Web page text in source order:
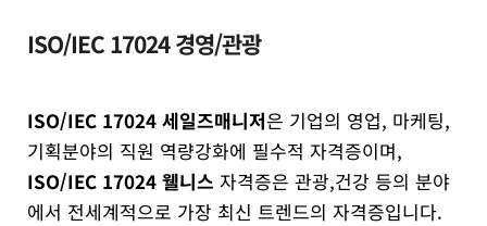
ISO/IEC 17024 경영/관광
ISO/IEC 17024 세일즈매니저은 기업의 영업, 마케팅,
기획분야의 직원 역량강화에 필수적 자격증이며,
ISO/IEC 17024 웰니스 자격증은 관광,건강 등의 분야
에서 전세계적으로 가장 최신 트렌드의 자격증입니다.